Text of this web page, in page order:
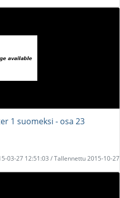
1 suomeksi - osa 23
03-27 12:51:03 / Tallennettu 2015-10-27